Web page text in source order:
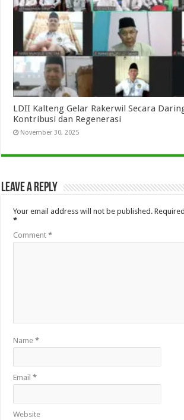
LDII Kalteng Gelar Rakerwil Secara
Kontribusi dan Regenerasi
November 30, 2025
Leave a Reply
Your email address will not be published.
*
Comment*
Name*
Email*
Website